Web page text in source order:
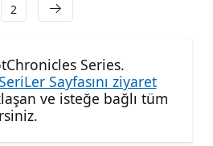
2
Series.
Sayfasını ziyaret
ve isteğe bağlı tüm